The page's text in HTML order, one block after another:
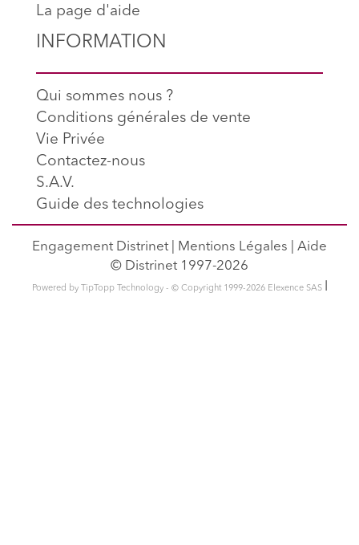
La page d'aide
INFORMATION
Qui sommes nous ?
Conditions générales de vente
Vie Privée
Contactez-nous
S.A.V.
Guide des technologies
Engagement Distrinet Mentions Légales
Aide
© Distrinet 1997-2026
Powered by TipTopp Technology - © Copyright 1999-2026 Elexence SAS